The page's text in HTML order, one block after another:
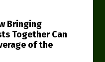
Bringing
Together Can
of the